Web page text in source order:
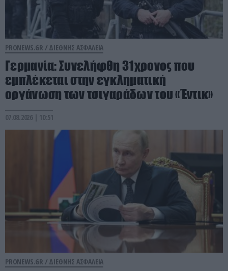
PRONEWS.GR / ΔΙΕΘΝΗΣ ΑΣΦΑΛΕΙΑ
Γερμανία: Συνελήφθη 31χρονος που
εμπλέκεται στην εγκληματική
οργάνωση των τσιγαράδων του «Έντικ»
07.08.2026 | 10:51
PRONEWS.GR / ΔΙΕΘΝΗΣ ΑΣΦΑΛΕΙΑ